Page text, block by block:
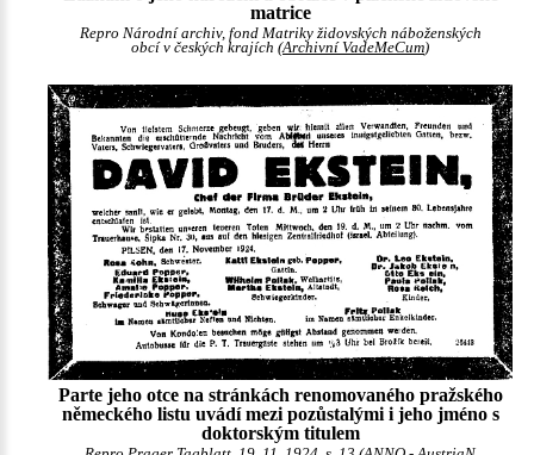
matrice
Repro Národní archiv, fond Matriky židovských náboženských
obcí v českých krajích (Archivní VadeMeCum)
Parte jeho otce na stránkách renomovaného pražského
německého listu uvádí mezi pozůstalými i jeho jméno s
doktorským titulem